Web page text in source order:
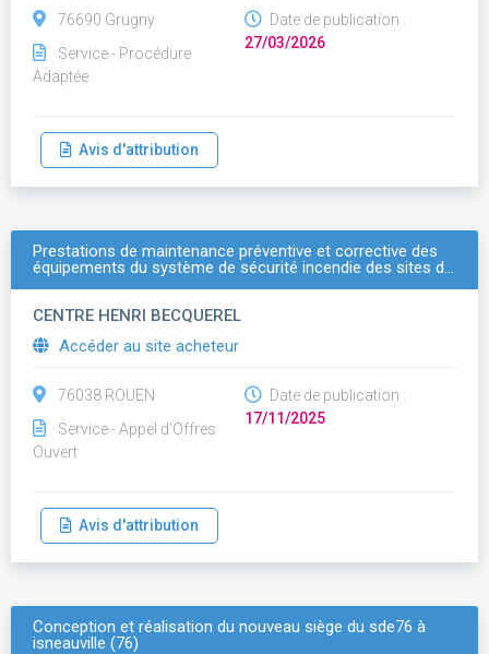
76690 Grugny
Service - Procédure
Adaptée
Date de publication :
27/03/2026
Avis d'attribution
Prestations de maintenance préventive et corrective des
équipements du système de sécurité incendie des sites d…
CENTRE HENRI BECQUEREL
Accéder au site acheteur
76038 ROUEN
Service - Appel d'Offres
Ouvert
Date de publication :
17/11/2025
Avis d'attribution
Conception et réalisation du nouveau siège du sde76 à
isneauville (76)